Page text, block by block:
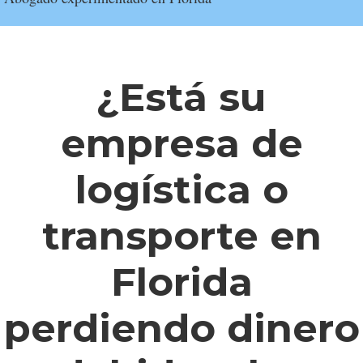
¿Está su
empresa de
logística o
transporte en
Florida
perdiendo dinero